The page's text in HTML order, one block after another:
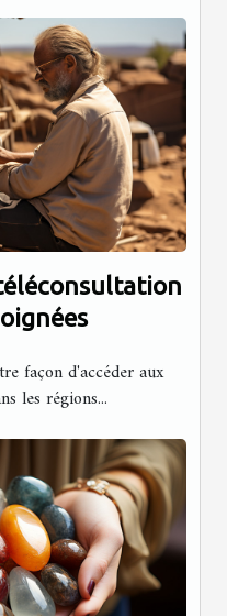
façon d'accéder aux
les régions...